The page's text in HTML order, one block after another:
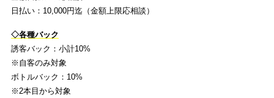
日払い：10,000円迄（金額上限応相談）
◇各種バック
誘客バック：小計10%
※自客のみ対象
ボトルバック：10%
※2本目から対象